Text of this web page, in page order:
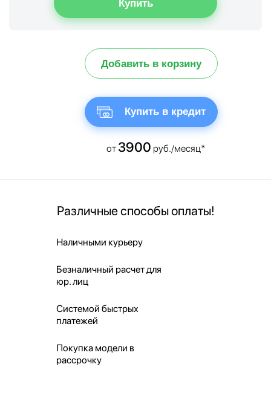
Добавить в корзину
Купить в кредит
от 3900 руб./месяц*
Различные способы оплаты!
Наличными курьеру
Безналичный расчет для
юр. лиц
Системой быстрых
платежей
Покупка модели в
рассрочку